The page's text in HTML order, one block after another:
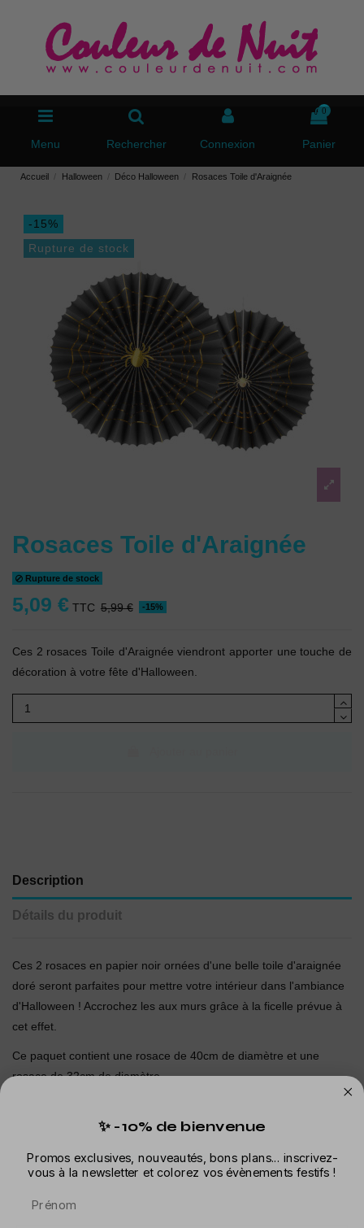
Menu Rechercher Connexion
0
Panier
Accueil Halloween Déco Halloween Rosaces Toile d'Araignée
-15%
Rupture de stock
Rosaces Toile d'Araignée
Rupture de stock
5,09 € TTC 5,99 € -15%
Ces 2 rosaces Toile d'Araignée viendront apporter une touche de
décoration à votre fête d'Halloween.
Description
Détails du produit
Ces 2 rosaces en papier noir ornées d'une belle toile d'araignée
doré seront parfaites pour mettre votre intérieur dans l'ambiance
d'Halloween ! Accrochez les aux murs grâce à la ficelle prévue à
cet effet.
Ce paquet contient une rosace de 40cm de diamètre et une
rosace de 32cm de diamètre.
Dans la même catégorie
✨ -10% de bienvenue
Promos exclusives, nouveautés, bons plans... inscrivez-
vous à la newsletter et colorez vos évènements festifs !